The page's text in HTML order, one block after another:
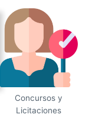
Concursos y
Licitaciones